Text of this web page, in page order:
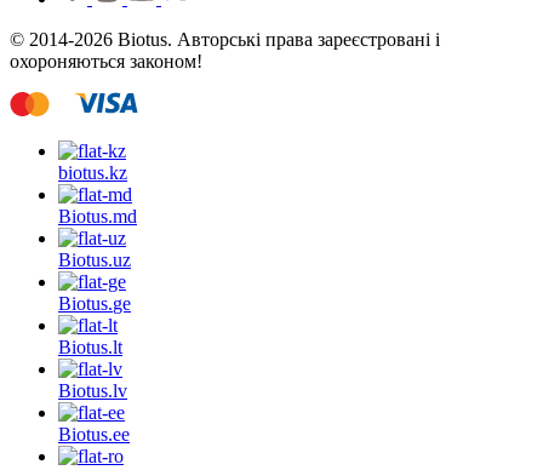
© 2014-2026 Biotus. Авторські права зареєстровані і
охороняються законом!
biotus.kz
Biotus.md
Biotus.uz
Biotus.ge
Biotus.lt
Biotus.lv
Biotus.ee